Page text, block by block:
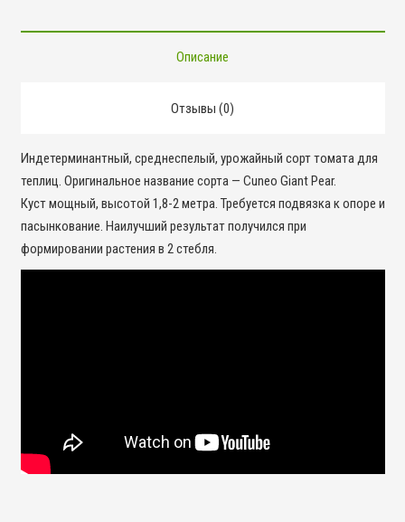
Описание
Отзывы (0)
Индетерминантный, среднеспелый, урожайный сорт томата для
теплиц. Оригинальное название сорта — Cuneo Giant Pear.
Куст мощный, высотой 1,8-2 метра. Требуется подвязка к опоре и
пасынкование. Наилучший результат получился при
формировании растения в 2 стебля.